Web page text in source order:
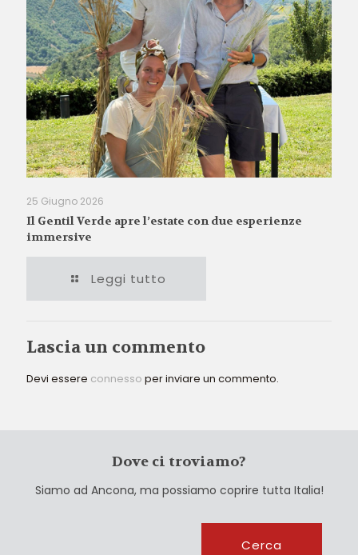
25 Giugno 2026
Il Gentil Verde apre l’estate con due esperienze
immersive
Leggi tutto
Lascia un commento
Devi essere connesso per inviare un commento.
Dove ci troviamo?
Siamo ad Ancona, ma possiamo coprire tutta Italia!
Cerca